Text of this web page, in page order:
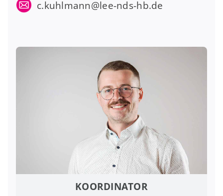
c.kuhlmann@lee-nds-hb.de
KOORDINATOR